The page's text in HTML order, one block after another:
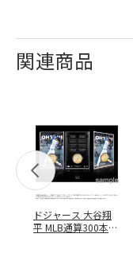
関連商品
ドジャース 大谷翔
平 MLB通算300本塁